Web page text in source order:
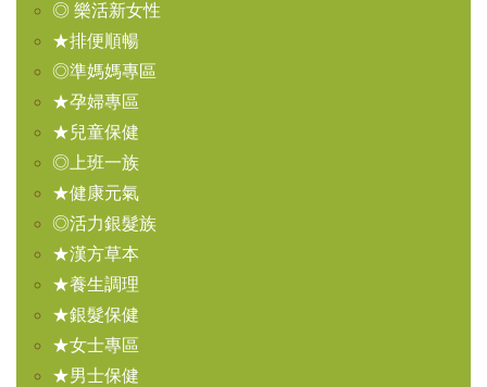
◎ 樂活新女性
★排便順暢
◎準媽媽專區
★孕婦專區
★兒童保健
◎上班一族
★健康元氣
◎活力銀髮族
★漢方草本
★養生調理
★銀髮保健
★女士專區
★男士保健